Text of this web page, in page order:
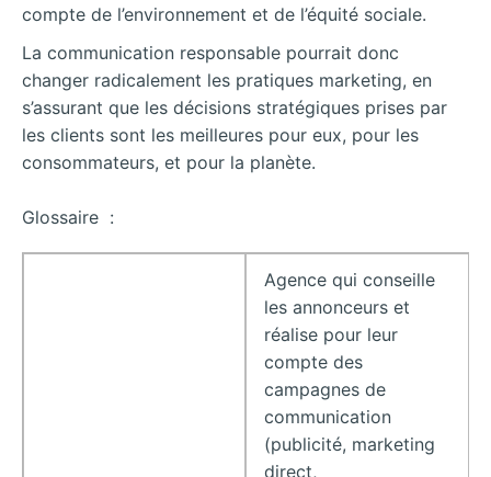
compte de l’environnement et de l’équité sociale.
La communication responsable pourrait donc
changer radicalement les pratiques marketing, en
s’assurant que les décisions stratégiques prises par
les clients sont les meilleures pour eux, pour les
consommateurs, et pour la planète.
Glossaire :
Agence qui conseille
les annonceurs et
réalise pour leur
compte des
campagnes de
communication
(publicité, marketing
direct,